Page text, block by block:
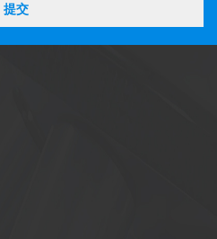
提交